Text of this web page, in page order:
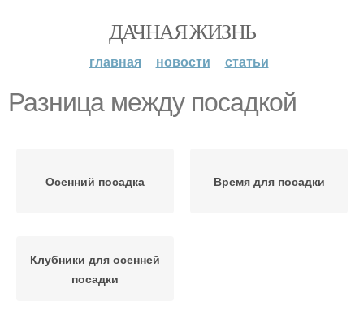
ДАЧНАЯ ЖИЗНЬ
главная новости статьи
Разница между посадкой
Осенний посадка Время для посадки
Клубники для осенней
посадки